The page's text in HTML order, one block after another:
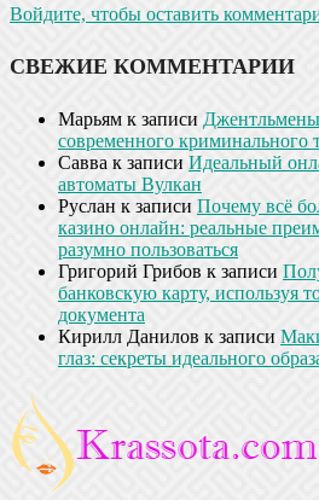
Войдите, чтобы оставить
СВЕЖИЕ КОММЕНТАРИИ
Марьям к записи
современного криминального
Савва к записи Идеальный
автоматы Вулкан
Руслан к записи Почему всё
казино онлайн: реальные
разумно пользоваться
Григорий Грибов к записи
банковскую карту, используя
документа
Кирилл Данилов к записи
глаз: секреты идеального